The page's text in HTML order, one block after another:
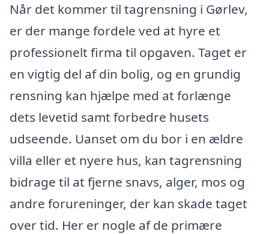
Når det kommer til tagrensning i Gørlev,
er der mange fordele ved at hyre et
professionelt firma til opgaven. Taget er
en vigtig del af din bolig, og en grundig
rensning kan hjælpe med at forlænge
dets levetid samt forbedre husets
udseende. Uanset om du bor i en ældre
villa eller et nyere hus, kan tagrensning
bidrage til at fjerne snavs, alger, mos og
andre forureninger, der kan skade taget
over tid. Her er nogle af de primære